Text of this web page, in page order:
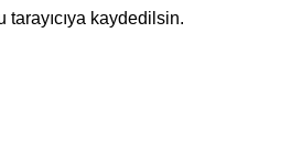
kaydedilsin.